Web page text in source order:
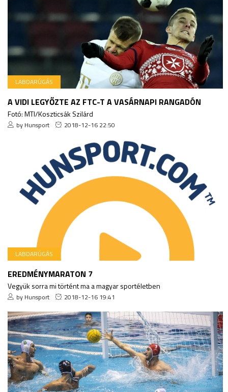
LABDARÚGÁS
A VIDI LEGYŐZTE AZ FTC-T A VASÁRNAPI RANGADÓN
Fotó: MTI/Koszticsák Szilárd
by Hunsport 2018-12-16 22:50
LABDARÚGÁS
EREDMÉNYMARATON 7
Vegyük sorra mi történt ma a magyar sportéletben
by Hunsport 2018-12-16 19:41